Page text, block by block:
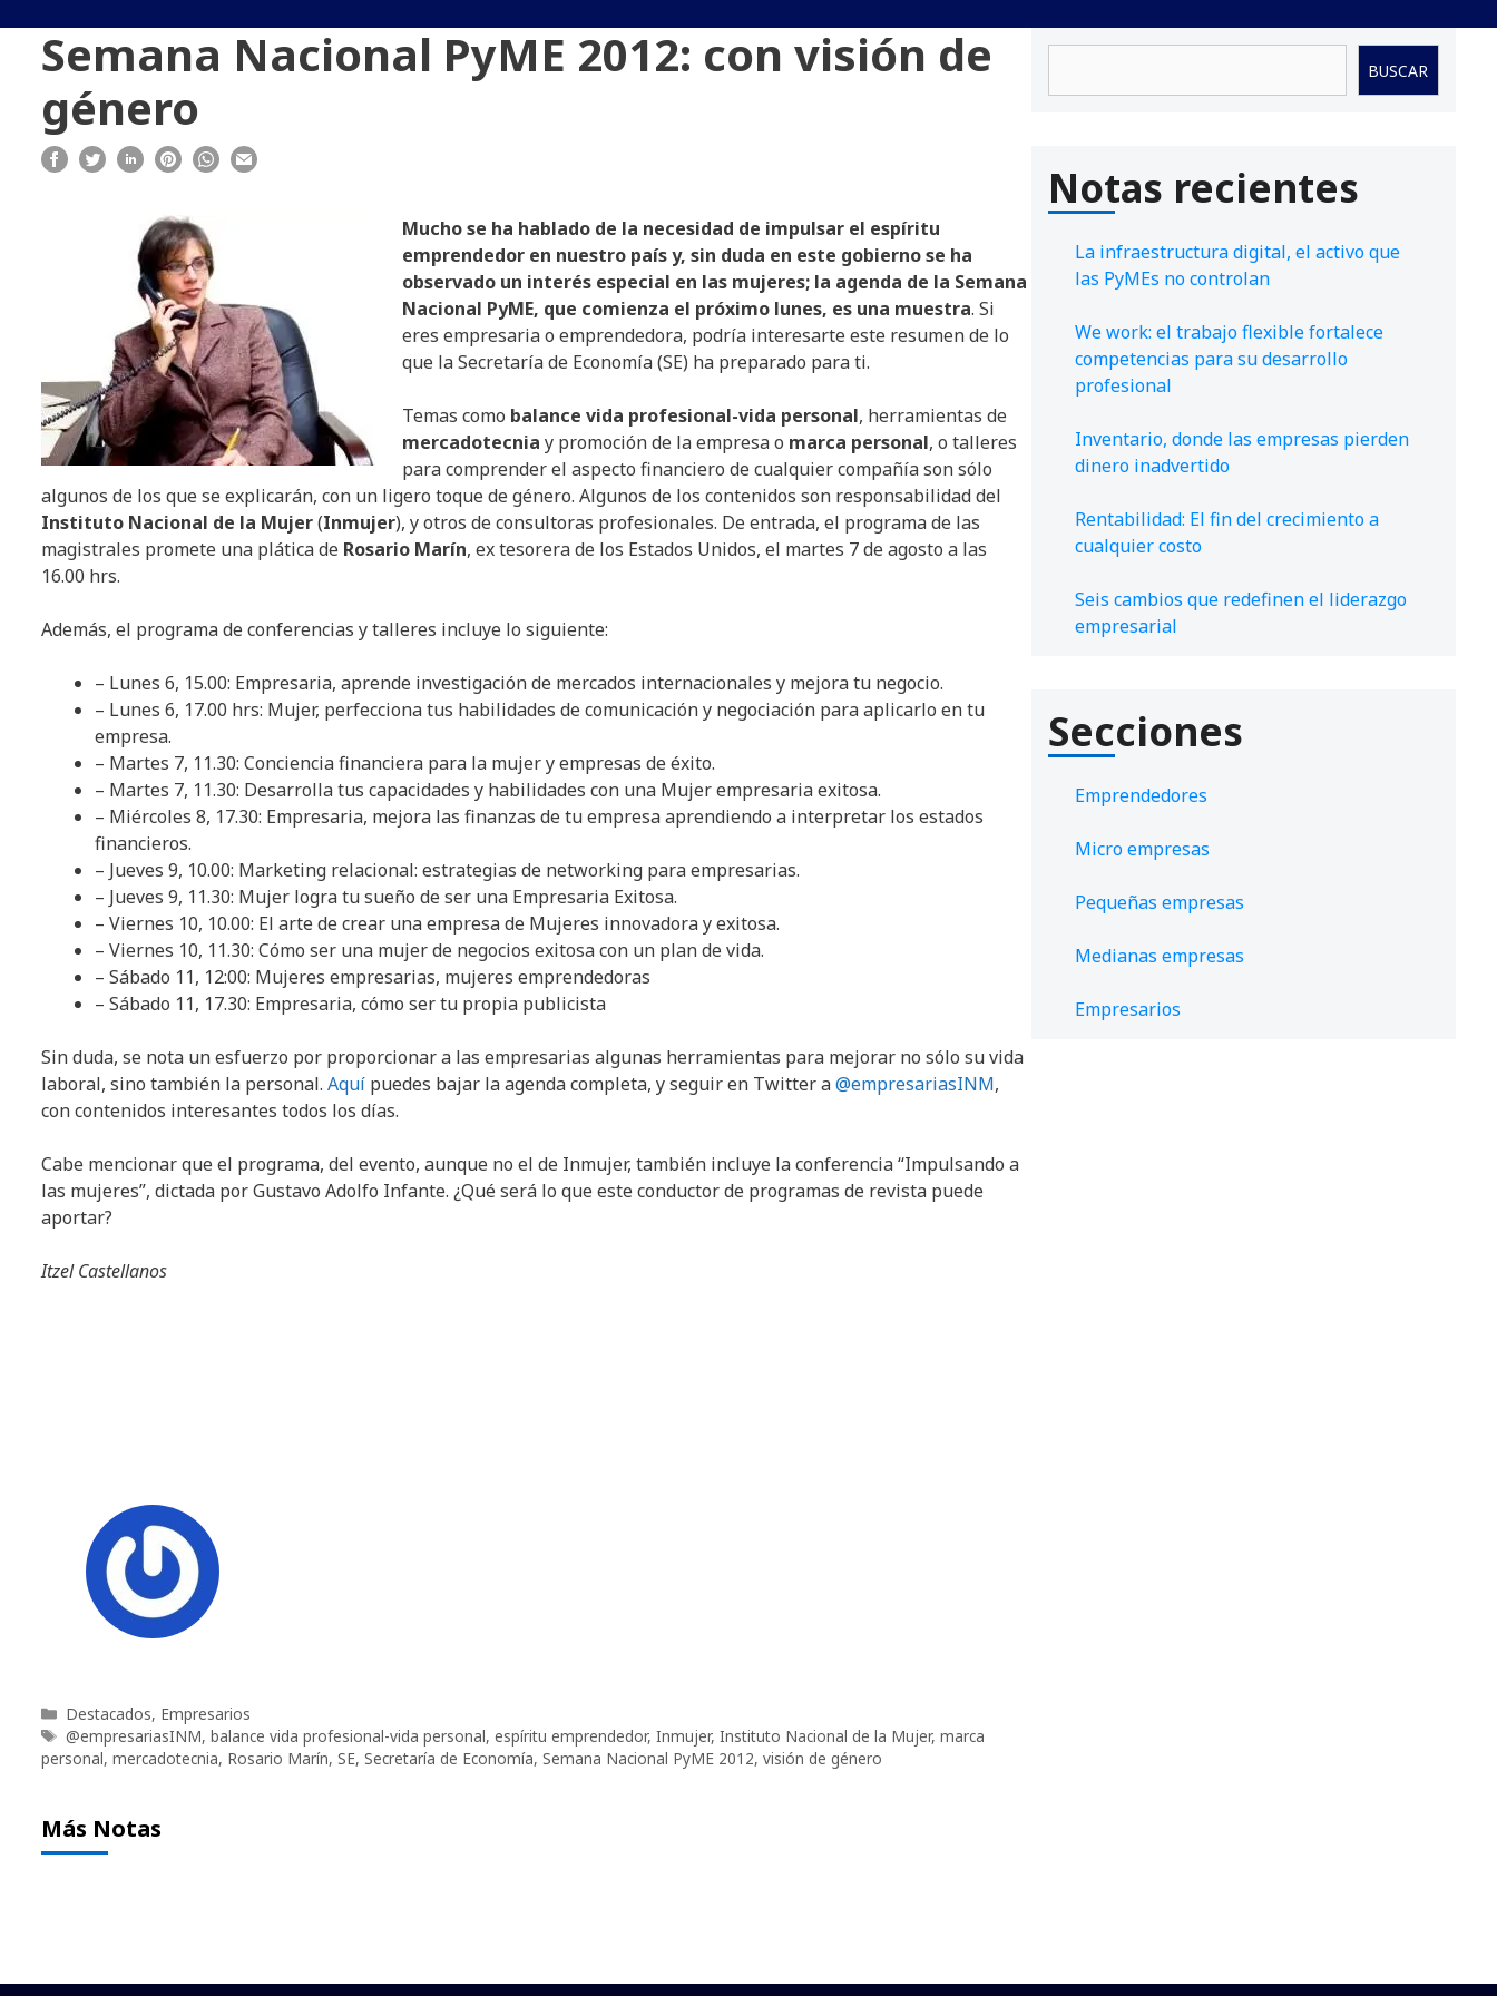
Semana Nacional PyME 2012: con visión de
género
Mucho se ha hablado de la necesidad de impulsar el espíritu
emprendedor en nuestro país y, sin duda en este gobierno se ha
observado un interés especial en las mujeres; la agenda de la Semana
Nacional PyME, que comienza el próximo lunes, es una muestra. Si
eres empresaria o emprendedora, podría interesarte este resumen de lo
que la Secretaría de Economía (SE) ha preparado para ti.
Temas como balance vida profesional-vida personal, herramientas de
mercadotecnia y promoción de la empresa o marca personal, o talleres
para comprender el aspecto financiero de cualquier compañía son sólo
algunos de los que se explicarán, con un ligero toque de género. Algunos de los contenidos son responsabilidad del
Instituto Nacional de la Mujer(Inmujer), y otros de consultoras profesionales. De entrada, el programa de las
magistrales promete una plática de Rosario Marín, ex tesorera de los Estados Unidos, el martes 7 de agosto a las
16.00 hrs.
Además, el programa de conferencias y talleres incluye lo siguiente:
– Lunes 6, 15.00: Empresaria, aprende investigación de mercados internacionales y mejora tu negocio.
– Lunes 6, 17.00 hrs: Mujer, perfecciona tus habilidades de comunicación y negociación para aplicarlo en tu
empresa.
– Martes 7, 11.30: Conciencia financiera para la mujer y empresas de éxito.
– Martes 7, 11.30: Desarrolla tus capacidades y habilidades con una Mujer empresaria exitosa.
– Miércoles 8, 17.30: Empresaria, mejora las finanzas de tu empresa aprendiendo a interpretar los estados
financieros.
– Jueves 9, 10.00: Marketing relacional: estrategias de networking para empresarias.
– Jueves 9, 11.30: Mujer logra tu sueño de ser una Empresaria Exitosa.
– Viernes 10, 10.00: El arte de crear una empresa de Mujeres innovadora y exitosa.
– Viernes 10, 11.30: Cómo ser una mujer de negocios exitosa con un plan de vida.
– Sábado 11, 12:00: Mujeres empresarias, mujeres emprendedoras
– Sábado 11, 17.30: Empresaria, cómo ser tu propia publicista
Sin duda, se nota un esfuerzo por proporcionar a las empresarias algunas herramientas para mejorar no sólo su vida
laboral, sino también la personal. Aquí puedes bajar la agenda completa, y seguir en Twitter a@empresariasINM,
con contenidos interesantes todos los días.
Cabe mencionar que el programa, del evento, aunque no el de Inmujer, también incluye la conferencia “Impulsando a
las mujeres”, dictada por Gustavo Adolfo Infante. ¿Qué será lo que este conductor de programas de revista puede
aportar?
Itzel Castellanos
Categorías
Destacados, Empresarios
Etiquetas
@empresariasINM, balance vida profesional-vida personal, espíritu emprendedor, Inmujer, Instituto Nacional de la Mujer, marca
personal, mercadotecnia, Rosario Marín, SE, Secretaría de Economía, Semana Nacional PyME 2012, visión de género
Más Notas
BUSCAR
Notas recientes
La infraestructura digital, el activo que
las PyMEs no controlan
We work: el trabajo flexible fortalece
competencias para su desarrollo
profesional
Inventario, donde las empresas pierden
dinero inadvertido
Rentabilidad: El fin del crecimiento a
cualquier costo
Seis cambios que redefinen el liderazgo
empresarial
Secciones
Emprendedores
Micro empresas
Pequeñas empresas
Medianas empresas
Empresarios